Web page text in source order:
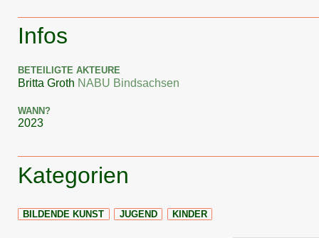
Infos
BETEILIGTE AKTEURE
Britta Groth NABU Bindsachsen
WANN?
2023
−
Kategorien
BILDENDE KUNST JUGEND KINDER